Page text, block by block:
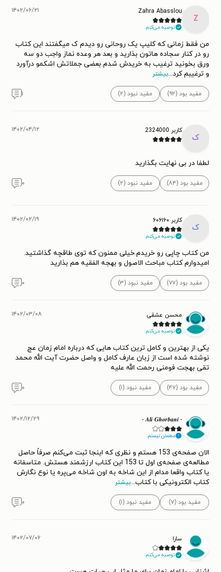
Z
Zahra Abasslou
توصیه می‌کنم.
۱۴۰۲/۰۶/۲۱
من فقط زمانی که کلیپ یک روحانی رو دیدم ک میگفتند این کتاب
رو در کنار سجاده هاتون بذارید و بعد هر وعده نماز واجب دو سه
ورق بخونید ترغیب به خریدش شدم بعضی جملاتش اشکمو درآورد
و ترغیبم کرد...بیشتر
مفید بود (۹۲) مفید نبود (۲) ۱
ک
کاربر 2324000 ۱۴۰۲/۰۴/۱۲
لطفا در بی نهایت بگذارید
مفید بود (۸۴) مفید نبود (۲) ۰
ک
کاربر ۶۰۶۱۶۰
توصیه می‌کنم.
۱۴۰۲/۰۲/۱۹
من کتاب چاپی رو خریدم.خیلی ممنون که توی طاقچه گذاشتید.
امیدوارم کتاب مباحث الاصول و بهجه الفقیه هم بذارید
مفید بود (۷۷) مفید نبود (۳) ۰
محسن عشقی
توصیه می‌کنم.
۱۴۰۲/۰۳/۰۸
یکی از بهترین و کامل ترین کتاب هایی که درباره امام زمان عج
نوشته شده است از زبان عارف کامل و واصل حضرت آیت الله محمد
تقی بهجت فومنی رحمت الله علیه
مفید بود (۴۷) مفید نبود (۱) ۰
- 𝑨𝒍𝒊 𝑮𝒉𝒐𝒓𝒃𝒂𝒏𝒊 -
مطمئن نیستم.
۱۴۰۲/۱۲/۲۹
الان صفحه‌ی 153 هستم و نظری که اینجا ثبت می‌کنم صرفاً حاصل
مطالعه‌ی صفحه‌ی اول تا 153 این کتاب ارزشمند هستش. متاسفانه
یا کتاب واقعا مدام از این شاخه به اون شاخه می‌پره یا نوع نگارش
کتاب الکترونیکی با کتاب...بیشتر
مفید بود (۷) مفید نبود (۱) ۰
سارا
توصیه می‌کنم.
۱۴۰۲/۰۷/۰۶